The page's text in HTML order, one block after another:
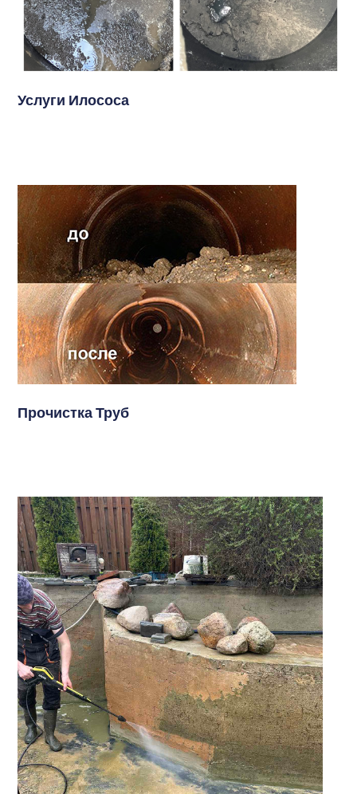
Услуги Илососа
Прочистка Труб